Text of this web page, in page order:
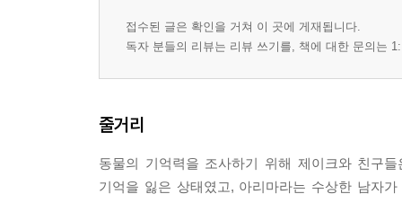
접수된 글은 확인을 거쳐 이 곳에 게재됩니다.
독자 분들의 리뷰는 리뷰 쓰기를, 책에 대한 문의는
줄거리
동물의 기억력을 조사하기 위해 제이크와 친구
기억을 잃은 상태였고, 아리마라는 수상한 남자